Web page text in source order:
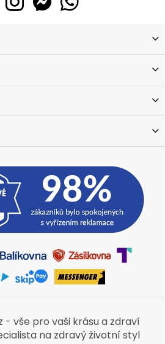
- vše pro vaši krásu a zdraví
na zdravý životní styl